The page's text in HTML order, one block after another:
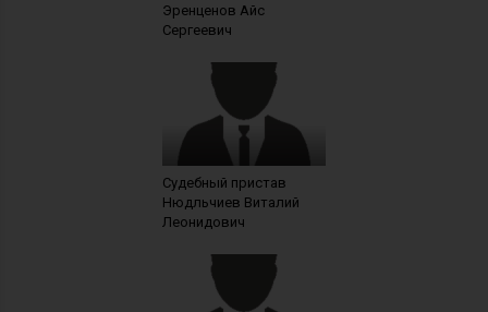
Эренценов Айс
Сергеевич
Судебный пристав
Нюдльчиев Виталий
Леонидович